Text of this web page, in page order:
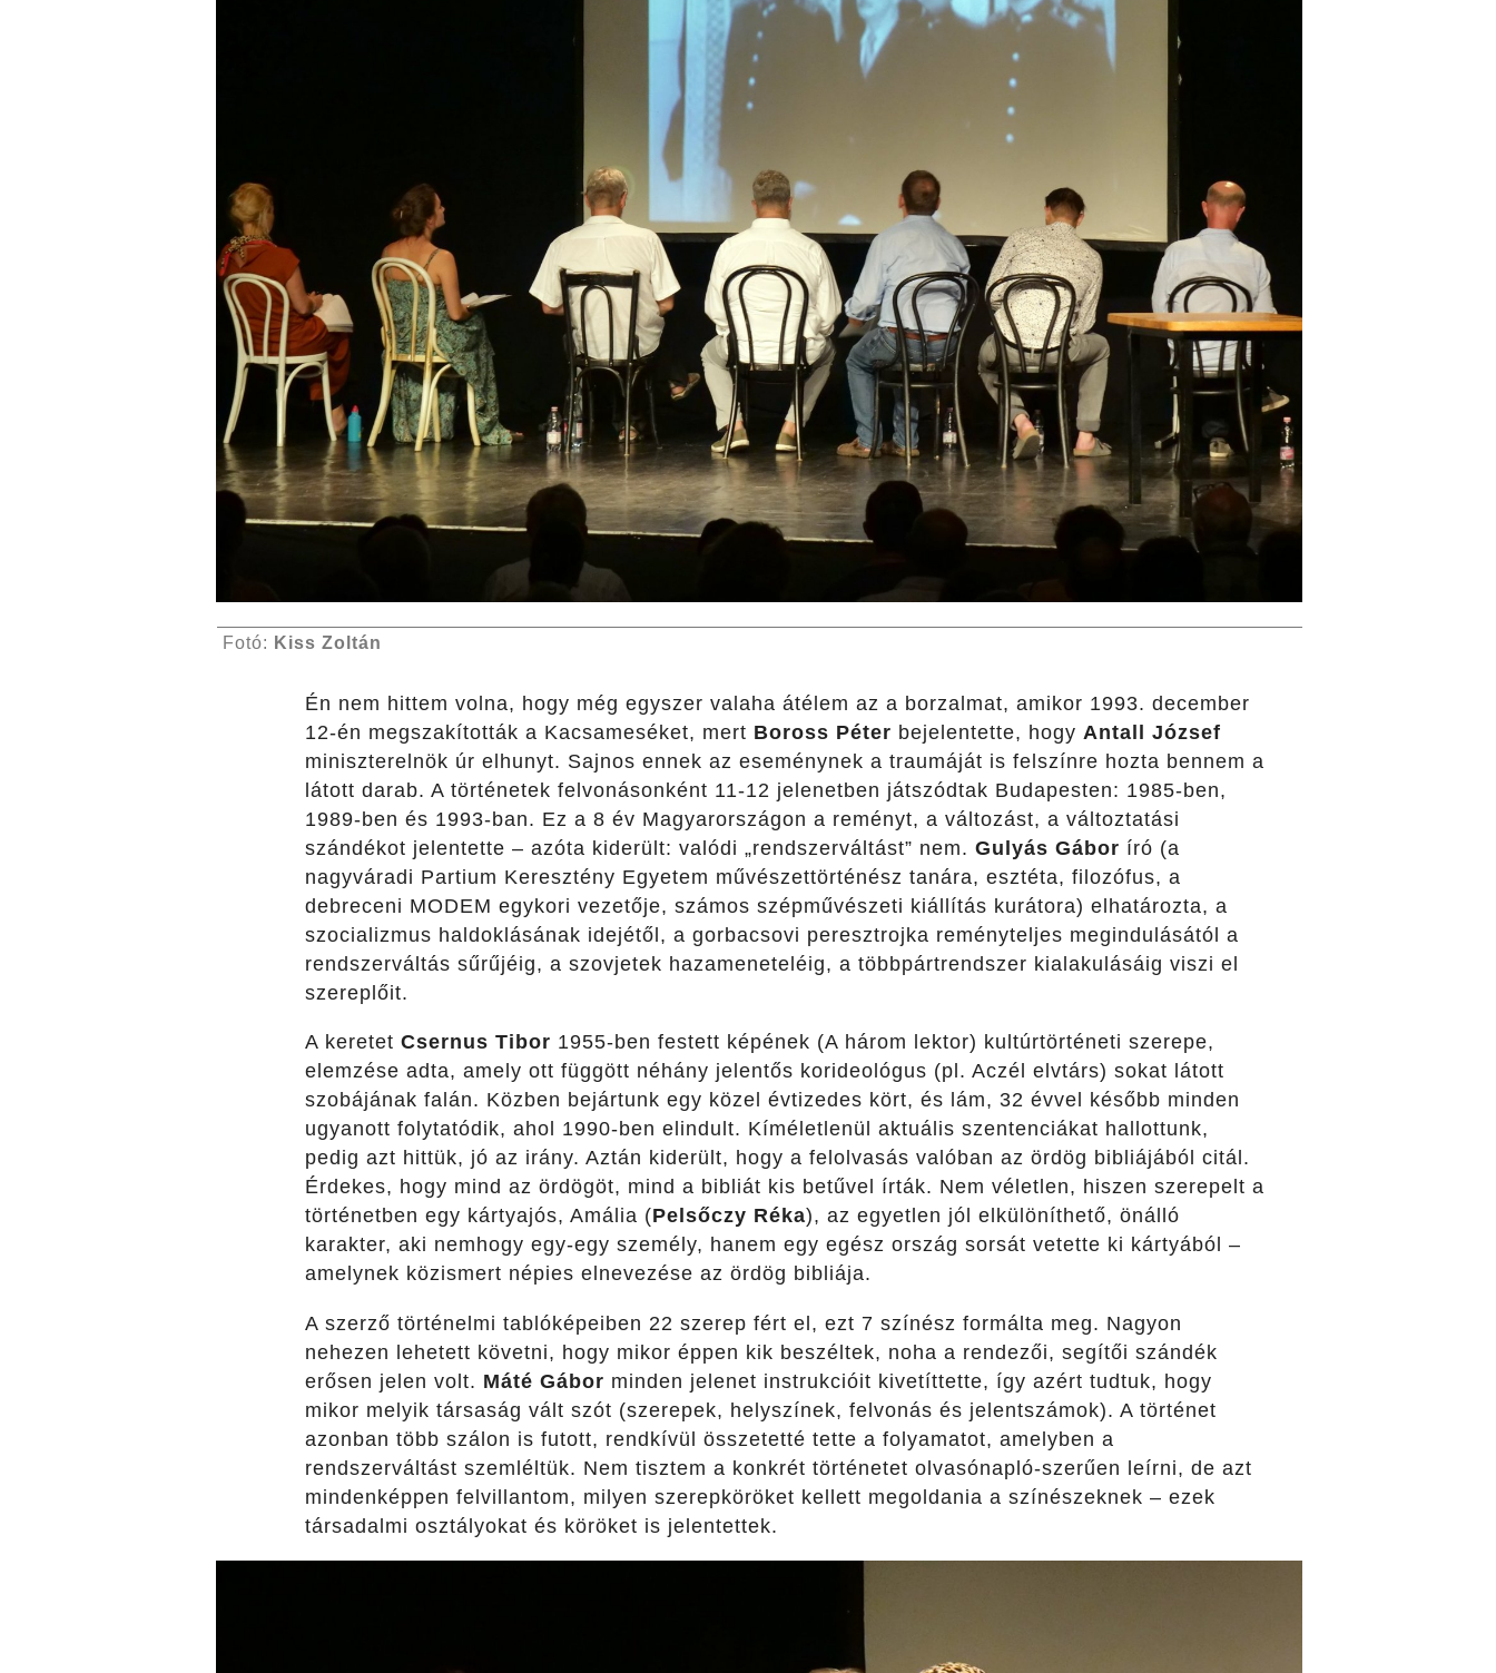
Fotó: Kiss Zoltán
Én nem hittem volna, hogy még egyszer valaha átélem az a borzalmat, amikor 1993. december
12-én megszakították a Kacsameséket, mert Boross Péter bejelentette, hogy Antall József
miniszterelnök úr elhunyt. Sajnos ennek az eseménynek a traumáját is felszínre hozta bennem a
látott darab. A történetek felvonásonként 11-12 jelenetben játszódtak Budapesten: 1985-ben,
1989-ben és 1993-ban. Ez a 8 év Magyarországon a reményt, a változást, a változtatási
szándékot jelentette – azóta kiderült: valódi „rendszerváltást” nem. Gulyás Gábor író (a
nagyváradi Partium Keresztény Egyetem művészettörténész tanára, esztéta, filozófus, a
debreceni MODEM egykori vezetője, számos szépművészeti kiállítás kurátora) elhatározta, a
szocializmus haldoklásának idejétől, a gorbacsovi peresztrojka reményteljes megindulásától a
rendszerváltás sűrűjéig, a szovjetek hazameneteléig, a többpártrendszer kialakulásáig viszi el
szereplőit.
A keretet Csernus Tibor 1955-ben festett képének (A három lektor) kultúrtörténeti szerepe,
elemzése adta, amely ott függött néhány jelentős korideológus (pl. Aczél elvtárs) sokat látott
szobájának falán. Közben bejártunk egy közel évtizedes kört, és lám, 32 évvel később minden
ugyanott folytatódik, ahol 1990-ben elindult. Kíméletlenül aktuális szentenciákat hallottunk,
pedig azt hittük, jó az irány. Aztán kiderült, hogy a felolvasás valóban az ördög bibliájából citál.
Érdekes, hogy mind az ördögöt, mind a bibliát kis betűvel írták. Nem véletlen, hiszen szerepelt a
történetben egy kártyajós, Amália (Pelsőczy Réka), az egyetlen jól elkülöníthető, önálló
karakter, aki nemhogy egy-egy személy, hanem egy egész ország sorsát vetette ki kártyából –
amelynek közismert népies elnevezése az ördög bibliája.
A szerző történelmi tablóképeiben 22 szerep fért el, ezt 7 színész formálta meg. Nagyon
nehezen lehetett követni, hogy mikor éppen kik beszéltek, noha a rendezői, segítői szándék
erősen jelen volt. Máté Gábor minden jelenet instrukcióit kivetíttette, így azért tudtuk, hogy
mikor melyik társaság vált szót (szerepek, helyszínek, felvonás és jelentszámok). A történet
azonban több szálon is futott, rendkívül összetetté tette a folyamatot, amelyben a
rendszerváltást szemléltük. Nem tisztem a konkrét történetet olvasónapló-szerűen leírni, de azt
mindenképpen felvillantom, milyen szerepköröket kellett megoldania a színészeknek – ezek
társadalmi osztályokat és köröket is jelentettek.